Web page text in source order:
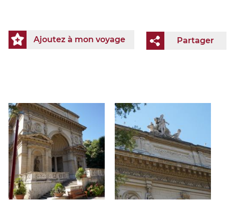
Partager
Ajoutez à mon voyage